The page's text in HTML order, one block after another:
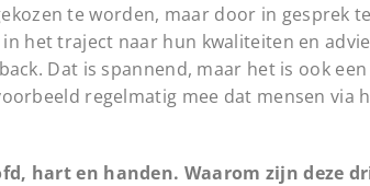
te worden, maar door in gesprek
het traject naar hun kwaliteiten en
Dat is spannend, maar het is ook
regelmatig mee dat mensen via
hart en handen. Waarom zijn deze